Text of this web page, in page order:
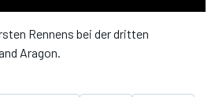
Rennens bei der dritten
Aragon.